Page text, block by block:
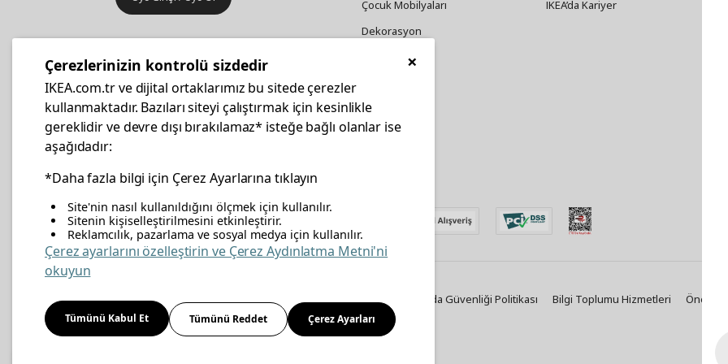
İş yeri mobilya ve aksesuar
alışverişleriniz IKEA Kurumsal Kart
ile daha hesaplı.
Çocuk Mobilyaları
Dekorasyon
Züccaciye
IKEA’da Kariyer
facebooktwitterinstagrampinterestyoutubelinkedin
Enerji Politikası Bilgi Güvenliği Politikası Kalite Politikası Gıda Güvenliği Politikası Bilgi Toplumu Hizmetleri Önemli
Kişisel Verilerin Korunması
Çerez Politikası
×
Çerezlerinizin kontrolü sizdedir
IKEA.com.tr ve dijital ortaklarımız bu sitede çerezler
kullanmaktadır. Bazıları siteyi çalıştırmak için kesinlikle
gereklidir ve devre dışı bırakılamaz* isteğe bağlı olanlar ise
aşağıdadır:
*Daha fazla bilgi için Çerez Ayarlarına tıklayın
Site'nin nasıl kullanıldığını ölçmek için kullanılır.
Sitenin kişiselleştirilmesini etkinleştirir.
Reklamcılık, pazarlama ve sosyal medya için kullanılır.
Çerez ayarlarını özelleştirin ve Çerez Aydınlatma Metni'ni
okuyun
Tümünü Kabul Et Tümünü Reddet Çerez Ayarları